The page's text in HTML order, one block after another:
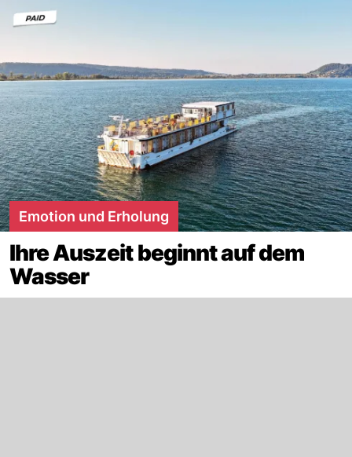
Emotion und Erholung
Ihre Auszeit beginnt auf dem
Wasser